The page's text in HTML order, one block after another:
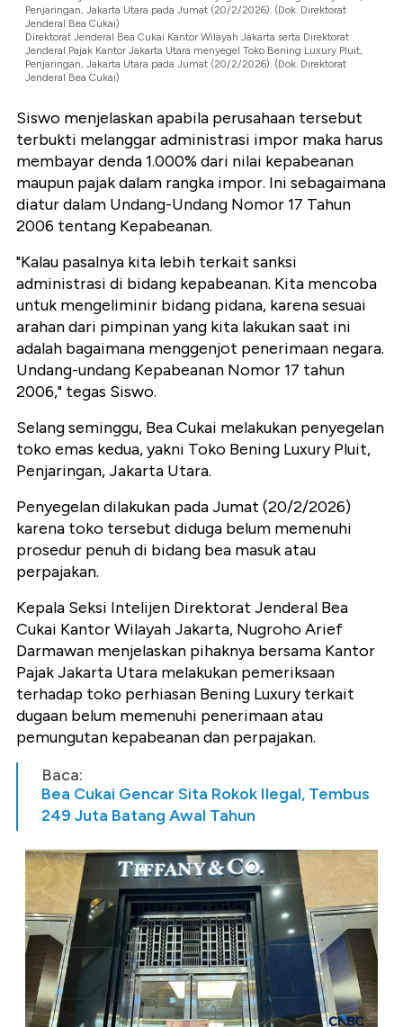
Penjaringan, Jakarta Utara pada Jumat (20/2/2026). (Dok. Direktorat
Jenderal Bea Cukai)
Direktorat Jenderal Bea Cukai Kantor Wilayah Jakarta serta Direktorat
Jenderal Pajak Kantor Jakarta Utara menyegel Toko Bening Luxury Pluit,
Penjaringan, Jakarta Utara pada Jumat (20/2/2026). (Dok. Direktorat
Jenderal Bea Cukai)
Siswo menjelaskan apabila perusahaan tersebut
terbukti melanggar administrasi impor maka harus
membayar denda 1.000% dari nilai kepabeanan
maupun pajak dalam rangka impor. Ini sebagaimana
diatur dalam Undang-Undang Nomor 17 Tahun
2006 tentang Kepabeanan.
"Kalau pasalnya kita lebih terkait sanksi
administrasi di bidang kepabeanan. Kita mencoba
untuk mengeliminir bidang pidana, karena sesuai
arahan dari pimpinan yang kita lakukan saat ini
adalah bagaimana menggenjot penerimaan negara.
Undang-undang Kepabeanan Nomor 17 tahun
2006," tegas Siswo.
Selang seminggu, Bea Cukai melakukan penyegelan
toko emas kedua, yakni Toko Bening Luxury Pluit,
Penjaringan, Jakarta Utara.
Penyegelan dilakukan pada Jumat (20/2/2026)
karena toko tersebut diduga belum memenuhi
prosedur penuh di bidang bea masuk atau
perpajakan.
Kepala Seksi Intelijen Direktorat Jenderal Bea
Cukai Kantor Wilayah Jakarta, Nugroho Arief
Darmawan menjelaskan pihaknya bersama Kantor
Pajak Jakarta Utara melakukan pemeriksaan
terhadap toko perhiasan Bening Luxury terkait
dugaan belum memenuhi penerimaan atau
pemungutan kepabeanan dan perpajakan.
Baca:
Bea Cukai Gencar Sita Rokok Ilegal, Tembus
249 Juta Batang Awal Tahun